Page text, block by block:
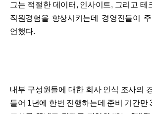
그는 적절한 데이터, 인사이트, 그리고 테
직원경험을 향상시키는데 경영진들이
언했다.
내부 구성원들에 대한 회사 인식 조사의
들어 1년에 한번 진행하는데 준비 기간만